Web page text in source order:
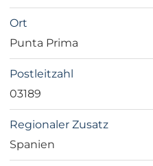
Ort
Punta Prima
Postleitzahl
03189
Regionaler Zusatz
Spanien